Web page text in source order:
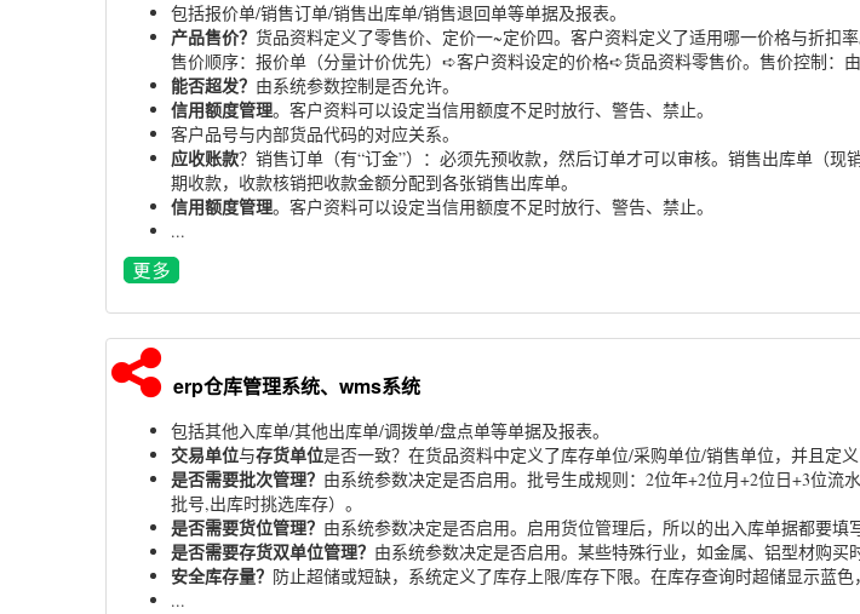
包括报价单/销售订单/销售出库单/销售退回单等单据及报表。
产品售价？ 货品资料定义了零售价、定价一~定价四。客户资料定义了适用哪一价格与折扣
售价顺序：报价单（分量计价优先）➪客户资料设定的价格➪货品资料零售价。售价控制：
能否超发？ 由系统参数控制是否允许。
信用额度管理。客户资料可以设定当信用额度不足时放行、警告、禁止。
客户品号与内部货品代码的对应关系。
应收账款？销售订单（有“订金”）：必须先预收款，然后订单才可以审核。销售出库单（
期收款，收款核销把收款金额分配到各张销售出库单。
信用额度管理。客户资料可以设定当信用额度不足时放行、警告、禁止。
...
erp仓库管理系统、wms系统
包括其他入库单/其他出库单/调拨单/盘点单等单据及报表。
交易单位与存货单位是否一致？在货品资料中定义了库存单位/采购单位/销售单位，并且定
是否需要批次管理？ 由系统参数决定是否启用。批号生成规则：2位年+2位月+2位日+3位
批号,出库时挑选库存）。
是否需要货位管理？ 由系统参数决定是否启用。启用货位管理后，所以的出入库单据都要填
是否需要存货双单位管理？ 由系统参数决定是否启用。某些特殊行业，如金属、铝型材购买
安全库存量？ 防止超储或短缺，系统定义了库存上限/库存下限。在库存查询时超储显示蓝色
...